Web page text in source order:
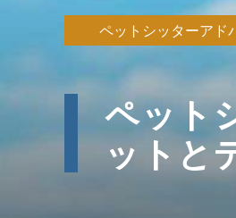
ペットシッターアド
ペット
ットと